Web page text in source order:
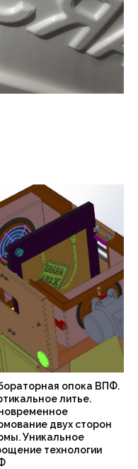
опока ВПФ.
литье.
двух сторон
Уникальное
технологии